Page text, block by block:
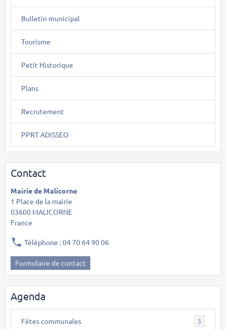
Bulletin municipal
Tourisme
Petit Historique
Plans
Recrutement
PPRT ADISSEO
Contact
Mairie de Malicorne
1 Place de la mairie
03600 MALICORNE
France
Téléphone : 04 70 64 90 06
Formulaire de contact
Agenda
Fêtes communales 3